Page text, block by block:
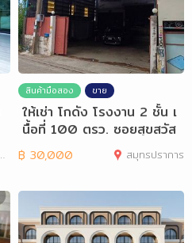
สินค้ามือสอง ขาย
ให้เช่า โกดัง โรงงาน 2 ชั้น เ
นื้อที่ 100 ตรว. ซอยสุขสวัส
ดิ์
฿ 30,000 สมุทรปราการ